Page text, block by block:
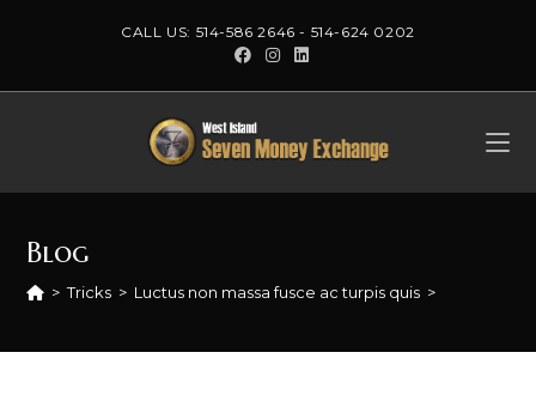
CALL US: 514-586 2646 - 514-624 0202
Blog
> Tricks > Luctus non massa fusce ac turpis quis >